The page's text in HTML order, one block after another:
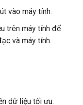
vào máy tính.
trên máy tính để
và máy tính.
dữ liệu tối ưu.